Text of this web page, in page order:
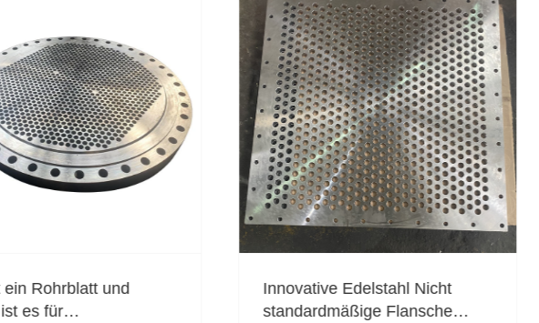
Rohrblatt und
es für
Innovative Edelstahl Nicht
standardmäßige Flansche